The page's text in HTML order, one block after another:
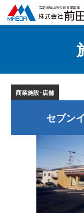
商業施設･店舗
セブン